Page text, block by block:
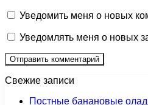
Уведомить меня о новых
Уведомлять меня о новых
Свежие записи
Постные банановые